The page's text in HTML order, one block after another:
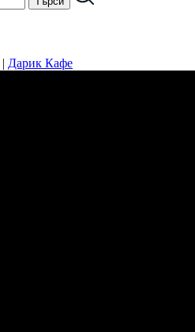
| Дарик Кафе